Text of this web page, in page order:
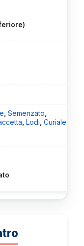
Semenzato
Lodi Curiale